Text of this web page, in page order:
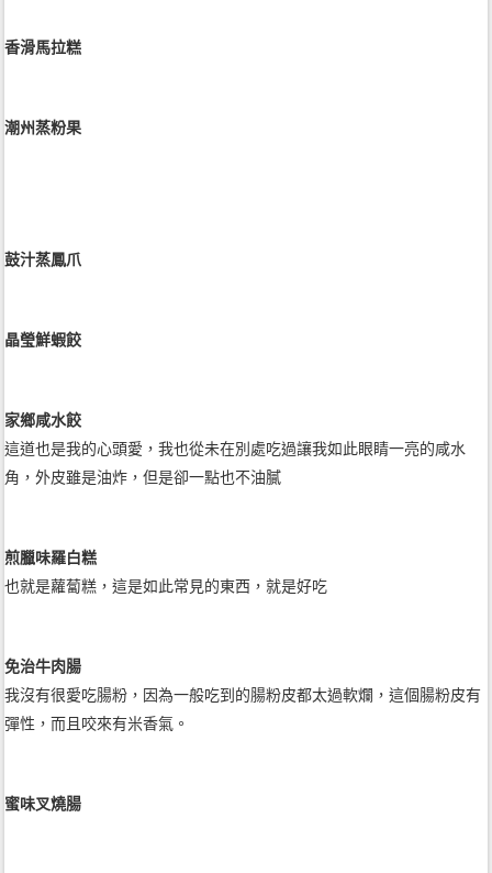
香滑馬拉糕
潮州蒸粉果
鼓汁蒸鳳爪
晶瑩鮮蝦餃
家鄉咸水餃
這道也是我的心頭愛，我也從未在別處吃過讓我如此眼睛一亮的咸水
角，外皮雖是油炸，但是卻一點也不油膩
煎臘味羅白糕
也就是蘿蔔糕，這是如此常見的東西，就是好吃
免治牛肉腸
我沒有很愛吃腸粉，因為一般吃到的腸粉皮都太過軟爛，這個腸粉皮有
彈性，而且咬來有米香氣。
蜜味叉燒腸